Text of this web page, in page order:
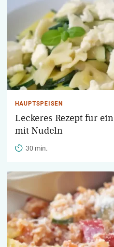
HAUPTSPEISEN
Leckeres Rezept für
mit Nudeln
30 min.